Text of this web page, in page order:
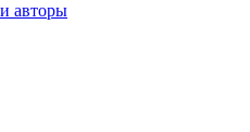
авторы